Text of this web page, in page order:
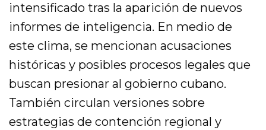
intensificado tras la aparición de nuevos
informes de inteligencia. En medio de
este clima, se mencionan acusaciones
históricas y posibles procesos legales que
buscan presionar al gobierno cubano.
También circulan versiones sobre
estrategias de contención regional y